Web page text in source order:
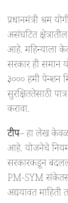
प्रधानमंत्री श्रम
असंघटित
आहे. महिन्याला
सरकार ही समान
३००० हमी पेन्शन
सुरक्षिततेसाठी
करावा.
टीप– हा लेख केवळ
आहे. योजनेचे
सरकारकडून
PM-SYM
अद्ययावत माहिती